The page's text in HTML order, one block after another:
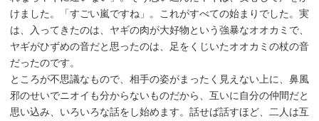
けました。「すごい嵐ですね」。これがすべての始まりでした。実
は、入ってきたのは、ヤギの肉が大好物という強暴なオオカミで、
ヤギがひずめの音だと思ったのは、足をくじいたオオカミの杖の音
だったのです。
ところが不思議なもので、相手の姿がまったく見えない上に、鼻風
邪のせいでニオイも分からないものだから、互いに自分の仲間だと
思い込み、いろいろな話をし始めます。話せば話すほど、二人は互